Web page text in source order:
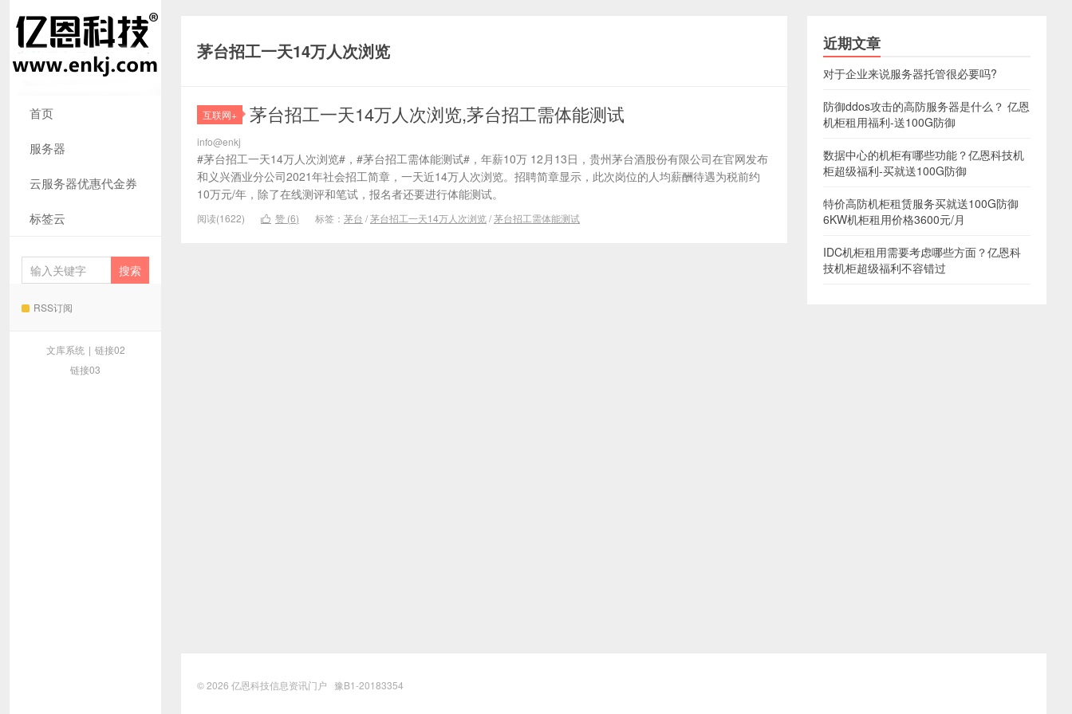
首页
服务器
云服务器优惠代金券
标签云
RSS订阅
文库系统 | 链接02
链接03
茅台招工一天14万人次浏览
互联网+ 茅台招工一天14万人次浏览,茅台招工需体能测试
info@enkj
#茅台招工一天14万人次浏览#，#茅台招工需体能测试#，年薪10万 12月13日，贵州茅台酒股份有限公司在官网发布
和义兴酒业分公司2021年社会招工简章，一天近14万人次浏览。招聘简章显示，此次岗位的人均薪酬待遇为税前约
10万元/年，除了在线测评和笔试，报名者还要进行体能测试。
阅读(1622)  赞 (6) 标签： 茅台 /茅台招工一天14万人次浏览/茅台招工需体能测试
近期文章
对于企业来说服务器托管很必要吗?
防御ddos攻击的高防服务器是什么？ 亿恩
机柜租用福利-送100G防御
数据中心的机柜有哪些功能？亿恩科技机
柜超级福利-买就送100G防御
特价高防机柜租赁服务买就送100G防御
6KW机柜租用价格3600元/月
IDC机柜租用需要考虑哪些方面？亿恩科
技机柜超级福利不容错过
© 2026 亿恩科技信息资讯门户 豫B1-20183354